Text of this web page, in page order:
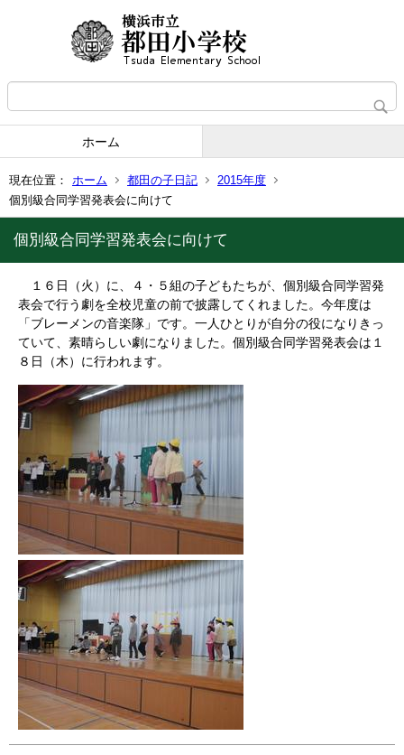
ホーム
現在位置： ホーム 都田の子日記
2015年度
個別級合同学習発表会に向けて
個別級合同学習発表会に向けて
１６日（火）に、４・５組の子どもたちが、個別級合同学習発
表会で行う劇を全校児童の前で披露してくれました。今年度は
「ブレーメンの音楽隊」です。一人ひとりが自分の役になりきっ
ていて、素晴らしい劇になりました。個別級合同学習発表会は１
８日（木）に行われます。